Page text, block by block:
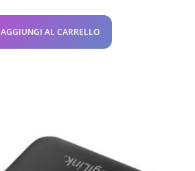
originale
era:
€29.90.
attuale
è:
€26.90.
AGGIUNGI AL CARRELLO